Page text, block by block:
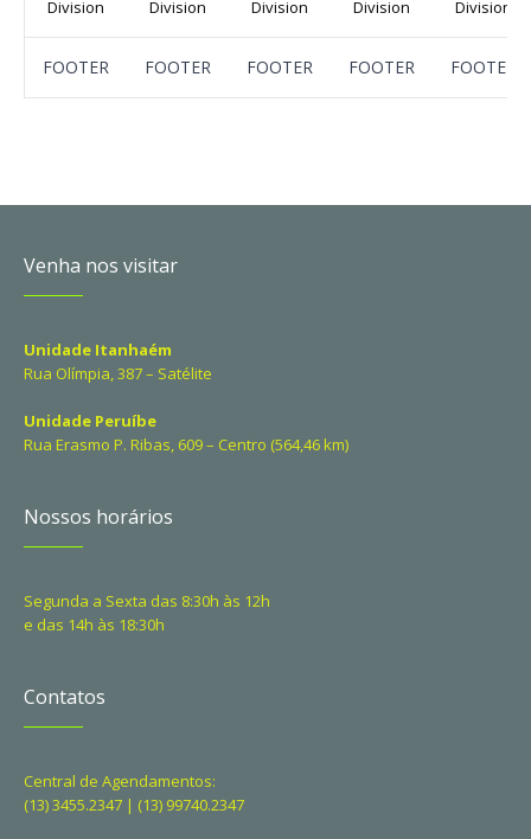
Division Division Division Division Division
FOOTER FOOTER FOOTER FOOTER FOOTER
Venha nos visitar
Unidade Itanhaém
Rua Olímpia, 387 – Satélite
Unidade Peruíbe
Rua Erasmo P. Ribas, 609 – Centro (564,46 km)
Nossos horários
Segunda a Sexta das 8:30h às 12h
e das 14h às 18:30h
Contatos
Central de Agendamentos:
(13) 3455.2347 | (13) 99740.2347